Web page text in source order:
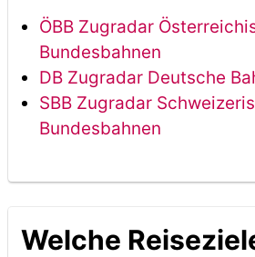
ÖBB Zugradar
Bundesbahnen
DB Zugradar Deutsche
SBB Zugradar
Bundesbahnen
Welche